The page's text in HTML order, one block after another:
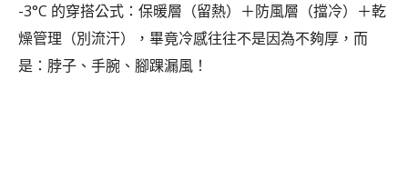
-3°C 的穿搭公式：保暖層（留熱）＋防風層（擋冷）＋乾
燥管理（別流汗），畢竟冷感往往不是因為不夠厚，而
是：脖子、手腕、腳踝漏風！